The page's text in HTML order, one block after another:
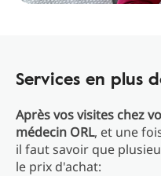
Services en plus
Après vos visites chez
médecin ORL, et une
il faut savoir que
le prix d'achat: